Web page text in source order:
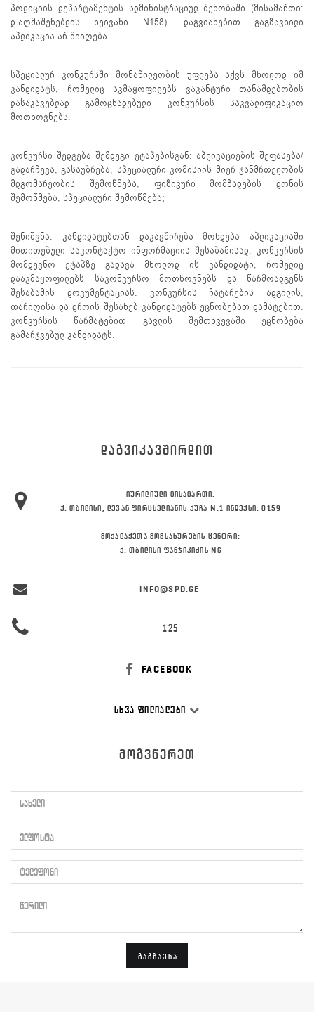
პოლიციის დეპარტამენტის ადმინისტრაციულ შენობაში (მისამართი:
დ.აღმაშენებლის ხეივანი N158). დაგვიანებით გაგზავნილი
აპლიკაცია არ მიიღება.
სპეციალურ კონკურსში მონაწილეობის უფლება აქვს მხოლოდ იმ
კანდიდატს, რომელიც აკმაყოფილებს ვაკანტური თანამდებობის
დასაკავებლად გამოცხადებული კონკურსის საკვალიფიკაციო
მოთხოვნებს.
კონკურსი შედგება შემდეგი ეტაპებისგან: აპლიკაციების შეფასება/
გადარჩევა, გასაუბრება, სპეციალური კომისიის მიერ ჯანმრთელობის
მდგომარეობის შემოწმება, ფიზიკური მომზადების დონის
შემოწმება, სპეციალური შემოწმება;
შენიშვნა: კანდიდატებთან დაკავშირება მოხდება აპლიკაციაში
მითითებული საკონტაქტო ინფორმაციის შესაბამისად. კონკურსის
მომდევნო ეტაპზე გადავა მხოლოდ ის კანდიდატი, რომელიც
დააკმაყოფილებს საკონკურსო მოთხოვნებს და წარმოადგენს
შესაბამის დოკუმენტაციას. კონკურსის ჩატარების ადგილის,
თარიღისა და დროის შესახებ კანდიდატებს ეცნობებათ დამატებით.
კონკურსის წარმატებით გავლის შემთხვევაში ეცნობება
გამარჯვებულ კანდიდატს.
ᲓᲐᲒᲕᲘᲙᲐᲕᲨᲘᲠᲓᲘᲗ
ᲘᲣᲠᲘᲓᲘᲣᲚᲘ ᲛᲘᲡᲐᲛᲐᲠᲗᲘ:
Ქ. ᲗᲑᲘᲚᲘᲡᲘ, ᲚᲔᲕᲐᲜ ᲤᲘᲠᲪᲮᲔᲚᲘᲐᲜᲘᲡ ᲥᲣᲩᲐ N:1 ᲘᲜᲓᲔᲥᲡᲘ: 0159
ᲛᲝᲥᲐᲚᲐᲥᲔᲗᲐ ᲛᲝᲛᲡᲐᲮᲣᲠᲔᲑᲘᲡ ᲪᲔᲜᲢᲠᲘ:
Ქ. ᲗᲑᲘᲚᲘᲡᲘ ᲤᲐᲜᲯᲘᲙᲘᲫᲘᲡ N6
INFO@SPD.GE
125
FACEBOOK
ᲡᲮᲕᲐ ᲤᲘᲚᲘᲐᲚᲔᲑᲘ
ᲛᲝᲒᲕᲬᲔᲠᲔᲗ
ᲒᲐᲒᲖᲐᲕᲜᲐ